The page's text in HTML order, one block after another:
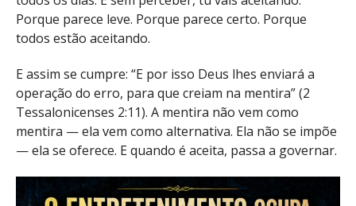
Porque parece leve. Porque parece certo. Porque
todos estão aceitando.
E assim se cumpre: “E por isso Deus lhes enviará a
operação do erro, para que creiam na mentira” (2
Tessalonicenses 2:11). A mentira não vem como
mentira — ela vem como alternativa. Ela não se impõe
— ela se oferece. E quando é aceita, passa a governar.